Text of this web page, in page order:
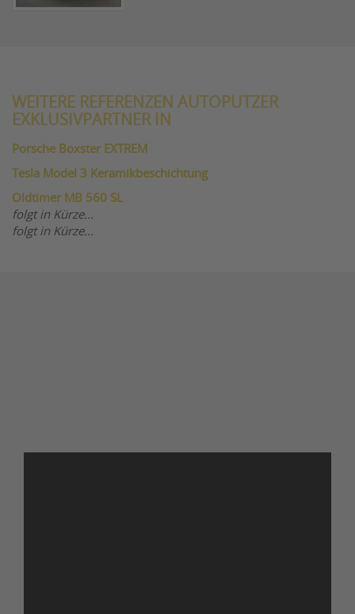
WEITERE REFERENZEN AUTOPUTZER
EXKLUSIVPARTNER IN
Porsche Boxster EXTREM
Tesla Model 3 Keramikbeschichtung
Oldtimer MB 560 SL
folgt in Kürze...
folgt in Kürze...